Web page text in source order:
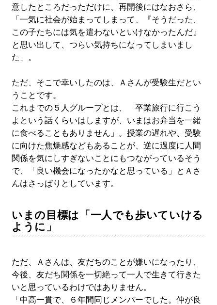
意したところだっただけに、再開後にはなおさら、
「一気に社会が始まってしまって、『そうだった、
この子たちには気を遣わないといけなかったんだ』
と思い出して、つらい気持ちになってしまいまし
た」。
ただ、そこで幸いしたのは、Ａさんが受験生だとい
うことです。
これまでの５人グループとは、「卒業旅行に行こう
よという話くらいはしますが、いまはお弁当を一緒
に食べることもありません」。授業の遅れや、受験
に向けた焦燥感などもあることが、逆に過度に人間
関係を気にしすぎないことにもつながっているそう
で、「良い機会になったかなと思っている」とＡさ
んはさっぱりとしています。
いまの目標は「一人でも歩いていける
ように」
ただ、Ａさんは、友だちのことが嫌いになったり、
今後、友だち関係を一切絶って一人で生きて行きた
いと思っているわけではありません。
「中高一貫で、６年間同じメンバーでした。仲が良